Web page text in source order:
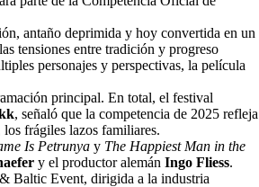
antaño deprimida y hoy convertida en un
tensiones entre tradición y progreso
personajes y perspectivas, la película
principal. En total, el festival
, señaló que la competencia de 2025 refleja
frágiles lazos familiares.
Is Petrunya y The Happiest Man in the
y el productor alemán Ingo Fliess.
Baltic Event, dirigida a la industria